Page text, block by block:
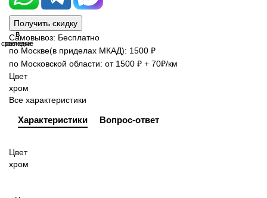
Получить скидку
В
закладки
В
сравнение
Самовывоз: Бесплатно
по Москве(в приделах МКАД): 1500 ₽
по Московской области: от 1500 ₽ + 70₽/км
Цвет
хром
Все характеристики
Характеристики Вопрос-ответ
Цвет
хром